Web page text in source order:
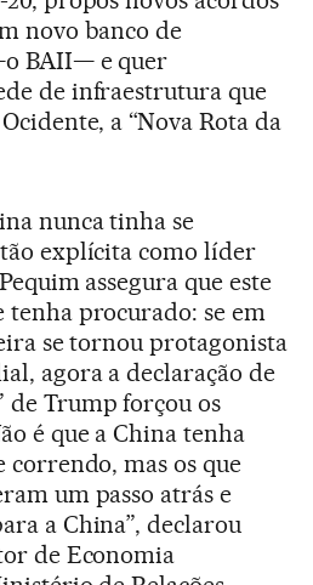
novo banco de
BAII— e quer
de infraestrutura que
a “Nova Rota da
nunca tinha se
explícita como líder
assegura que este
tenha procurado: se em
se tornou protagonista
agora a declaração de
de Trump forçou os
é que a China tenha
mas os que
um passo atrás e
a China”, declarou
de Economia